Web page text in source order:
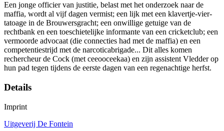
Een jonge officier van justitie, belast met het onderzoek naar de
maffia, wordt al vijf dagen vermist; een lijk met een klavertje-vier-
tatoage in de Brouwersgracht; een onwillige getuige van de
rechtbank en een toeschietelijke informante van een cricketclub; een
vermoorde advocaat (die connecties had met de maffia) en een
competentiestrijd met de narcoticabrigade... Dit alles komen
rechercheur de Cock (met ceeooceekaa) en zijn assistent Vledder op
hun pad tegen tijdens de eerste dagen van een regenachtige herfst.
Details
Imprint
Uitgeverij De Fontein